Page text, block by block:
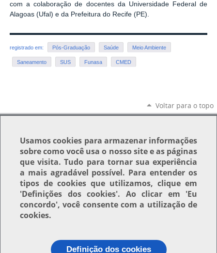
com a colaboração de docentes da Universidade Federal de
Alagoas (Ufal) e da Prefeitura do Recife (PE).
registrado em: Pós-Graduação Saúde Meio Ambiente
Saneamento SUS Funasa CMED
Voltar para o topo
Usamoscookies para armazenar informações
sobre como você usa o nosso site e as páginas
que visita. Tudo para tornar sua experiência
a mais agradável possível. Para entender os
tipos de cookies que utilizamos, clique em
'Definições dos cookies'. Ao clicar em 'Eu
concordo', você consente com a utilização de
cookies.